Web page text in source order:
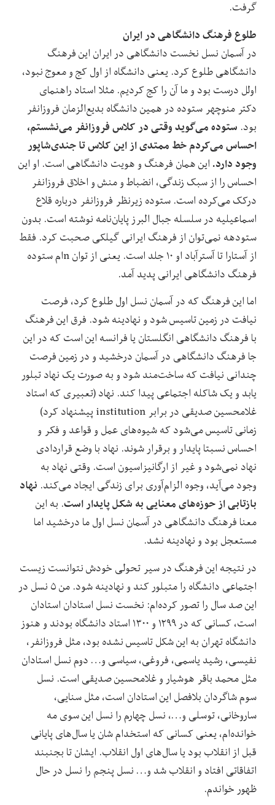
گرفت.
طلوع فرهنگ دانشگاهی در ایران
در آسمان نسل نخست دانشگاهی در ایران این فرهنگ
دانشگاهی طلوع کرد. یعنی دانشگاه از اول کج و معوج نبود،
اولل درست بود و ما آن را کج کردیم. مثلا استاد راهنمای
دکتر منوچهر ستوده در همین دانشگاه بدیع‌الزمان فروزانفر
بود. ستوده می‌گوید وقتی در کلاس فروزانفر می‌نشستم،
احساس می‌کردم خط ممتدی از این کلاس تا جندی‌شاپور
وجود دارد. این همان فرهنگ و هویت دانشگاهی است. او این
احساس را از سبک زندگی، انضباط و منش و اخلاق فروزانفر
درکک می‌کرده است. ستوده زیرنظر فروزانفر درباره قلاع
اسماعیلیه در سلسله جبال البرز پایان‌نامه نوشته است. بدون
ستودهه نمی‌توان از فرهنگ ایرانی گیلکی صحبت کرد. فقط
از آستارا تا آسترآباد او ۱۰ جلد است. یعنی از توان n‌ام ستوده
فرهنگ دانشگاهی ایرانی پدید آمد.
اما این فرهنگ که در آسمان نسل اول طلوع کرد، فرصت
نیافت در زمین تاسیس شود و نهادینه شود. فرق این فرهنگ
با فرهنگ دانشگاهی انگلستان یا فرانسه این است که در این
جا فرهنگ دانشگاهی در آسمان درخشید و در زمین فرصت
چندانی نیافت که ساخت‌مند شود و به صورت یک نهاد تبلور
یابد و یک شاکله اجتماعی پیدا کند. نهاد (تعبیری که استاد
غلامحسین صدیقی در برابر institution پیشنهاد کرد)
زمانی تاسیس می‌شود که شیوه‌های عمل و قواعد و فکر و
احساس نسبتا پایدار و برقرار شوند. نهاد با وضع قراردادی
نهاد نمی‌شود و غیر از ارگانیزاسیون است. وقتی نهاد به
وجود می‌آید، وجوه الزام‌آوری برای زندگی ایجاد می‌کند. نهاد
بازتابی از حوزه‌های معنایی به شکل پایدار است. به این
معنا فرهنگ دانشگاهی در آسمان نسل اول ما درخشید اما
مستعجل بود و نهادینه نشد.
در نتیجه این فرهنگ در سیر تحولی خودش نتوانست زیست
اجتماعی دانشگاه را متبلور کند و نهادینه شود. من ۵ نسل در
این صد سال را تصور کرده‌ام: نخست نسل استادان استادان
است، کسانی که در ۱۲۹۹ و ۱۳۰۰ استاد دانشگاه بودند و هنوز
دانشگاه تهران به این شکل تاسیس نشده بود، مثل فروزانفر،
نفیسی، رشید یاسمی، فروغی، سیاسی و… دوم نسل استادان
مثل محمد باقر هوشیار و غلامحسین صدیقی است. نسل
سوم شاگردان بلافصل این استادان است، مثل سنایی،
ساروخانی، توسلی و…، نسل چهارم را نسل این سوی مه
خوانده‌ام، یعنی کسانی که استخدام شان یا سال‌های پایانی
قبل از انقلاب بود یا سال‌های اول انقلاب. ایشان تا بجنبند
اتفاقاتی افتاد و انقلاب شد و… نسل پنجم را نسل در حال
ظهور خواندم.